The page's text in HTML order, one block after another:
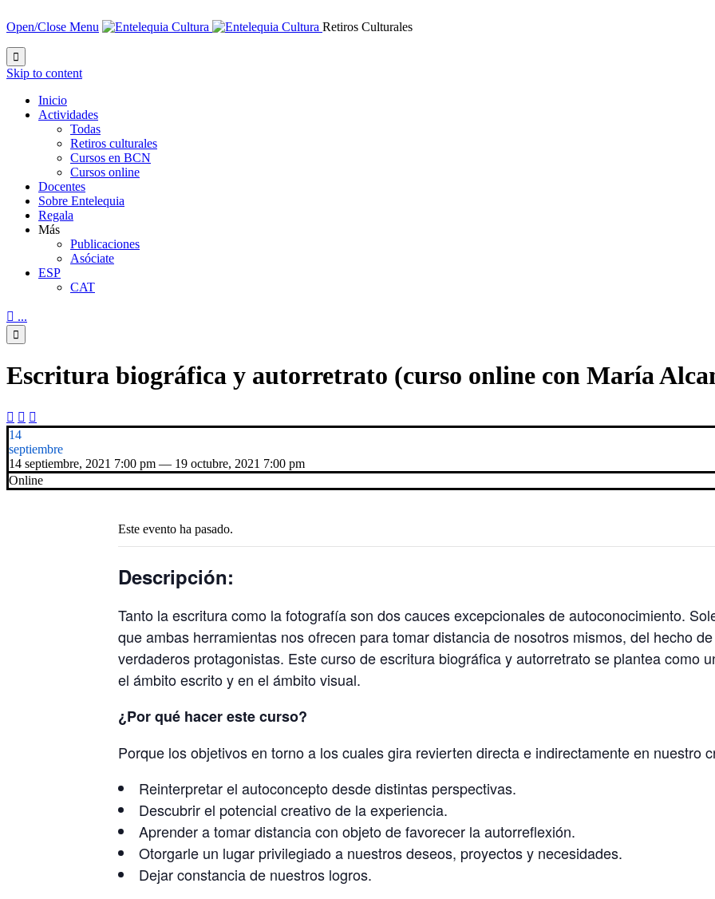
Open/Close Menu Retiros Culturales

Skip to content
Inicio
Actividades
Todas
Retiros culturales
Cursos en BCN
Cursos online
Docentes
Sobre Entelequia
Regala
Más
Publicaciones
Asóciate
ESP
CAT
 ...

Escritura biográfica y autorretrato (curso online con María
  
14
septiembre
14 septiembre, 2021 7:00 pm — 19 octubre, 2021 7:00 pm
Online
Este evento ha pasado.
Descripción:
Tanto la escritura como la fotografía son dos cauces excepcionales de autoconocimiento.
que ambas herramientas nos ofrecen para tomar distancia de nosotros mismos, del hecho
verdaderos protagonistas. Este curso de escritura biográfica y autorretrato se plantea como
el ámbito escrito y en el ámbito visual.
¿Por qué hacer este curso?
Porque los objetivos en torno a los cuales gira revierten directa e indirectamente en nuestro
Reinterpretar el autoconcepto desde distintas perspectivas.
Descubrir el potencial creativo de la experiencia.
Aprender a tomar distancia con objeto de favorecer la autorreflexión.
Otorgarle un lugar privilegiado a nuestros deseos, proyectos y necesidades.
Dejar constancia de nuestros logros.